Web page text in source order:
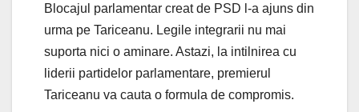
Blocajul parlamentar creat de PSD l-a ajuns din
urma pe Tariceanu. Legile integrarii nu mai
suporta nici o aminare. Astazi, la intilnirea cu
liderii partidelor parlamentare, premierul
Tariceanu va cauta o formula de compromis.